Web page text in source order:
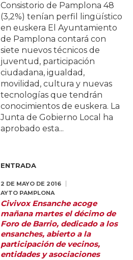
Consistorio de Pamplona 48
(3,2%) tenían perfil lingüístico
en euskera El Ayuntamiento
de Pamplona contará con
siete nuevos técnicos de
juventud, participación
ciudadana, igualdad,
movilidad, cultura y nuevas
tecnologías que tendrán
conocimientos de euskera. La
Junta de Gobierno Local ha
aprobado esta...
ENTRADA
2 DE MAYO DE 2016
AYTO PAMPLONA
Civivox Ensanche acoge
mañana martes el décimo de
Foro de Barrio, dedicado a los
ensanches, abierto a la
participación de vecinos,
entidades y asociaciones